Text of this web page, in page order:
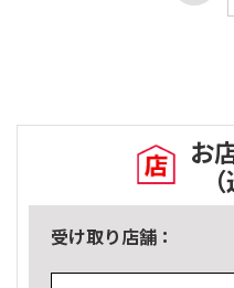
お
受け取り店舗：